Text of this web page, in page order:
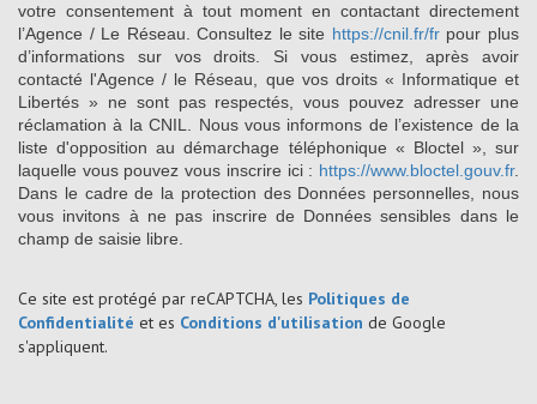
votre consentement à tout moment en contactant directement
l’Agence / Le Réseau. Consultez le site https://cnil.fr/frpour plus
d’informations sur vos droits. Si vous estimez, après avoir
contacté l'Agence / le Réseau, que vos droits « Informatique et
Libertés » ne sont pas respectés, vous pouvez adresser une
réclamation à la CNIL. Nous vous informons de l’existence de la
liste d'opposition au démarchage téléphonique « Bloctel », sur
laquelle vous pouvez vous inscrire ici : https://www.bloctel.gouv.fr.
Dans le cadre de la protection des Données personnelles, nous
vous invitons à ne pas inscrire de Données sensibles dans le
champ de saisie libre.
Ce site est protégé par reCAPTCHA, les Politiques de
Confidentialité et es Conditions d'utilisation de Google
s'appliquent.